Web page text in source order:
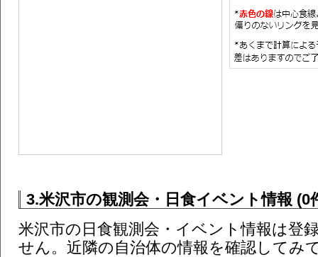
3.米沢市の観測会・日食イベント情報 (0
米沢市の日食観測会・イベント情報は登
せん。近隣の自治体の情報を確認してみ